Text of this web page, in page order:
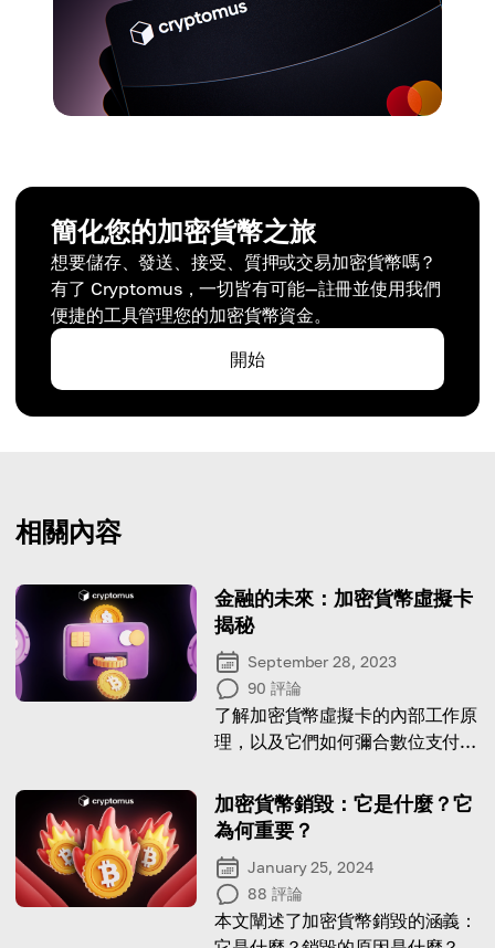
簡化您的加密貨幣之旅
想要儲存、發送、接受、質押或交易加密貨幣嗎？
有了 Cryptomus，一切皆有可能—註冊並使用我們
便捷的工具管理您的加密貨幣資金。
開始
相關內容
金融的未來：加密貨幣虛擬卡
揭秘
September 28, 2023
90 評論
了解加密貨幣虛擬卡的內部工作原
理，以及它們如何彌合數位支付和
加密貨幣銷毀：它是什麼？它
為何重要？
January 25, 2024
88 評論
本文闡述了加密貨幣銷毀的涵義：